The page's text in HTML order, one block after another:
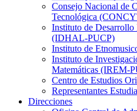
Consejo Nacional de
Tecnológica
Instituto de
(IDHAL-PUCP)
Instituto de
Instituto de
Matemáticas (IREM-
Centro de Estudios
Representantes
Direcciones